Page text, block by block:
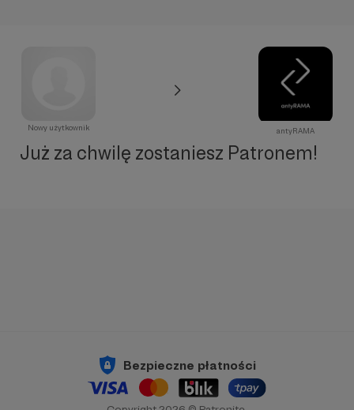
Nowy użytkownik antyRAMA
Już za chwilę zostaniesz Patronem!
Bezpieczne płatności